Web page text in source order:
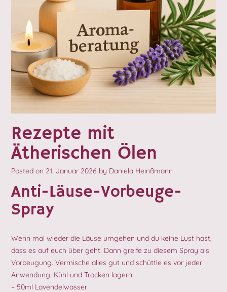
Rezepte mit
Ätherischen Ölen
Posted on 21. Januar 2026 by Daniela Heinßmann
Anti-Läuse-Vorbeuge-
Spray
Wenn mal wieder die Läuse umgehen und du keine Lust hast,
dass es auf euch über geht. Dann greife zu diesem Spray als
Vorbeugung. Vermische alles gut und schüttle es vor jeder
Anwendung. Kühl und Trocken lagern.
– 50ml Lavendelwasser